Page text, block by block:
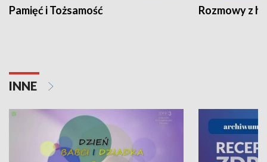
Pamięć i Tożsamość Rozmowy z
INNE